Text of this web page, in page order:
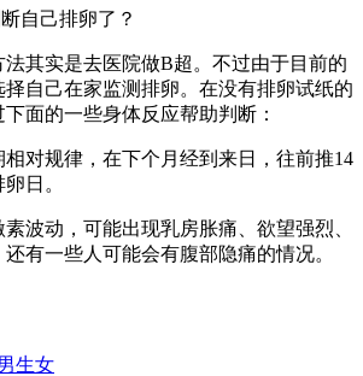
自己排卵了？
其实是去医院做B超。不过由于目前的
自己在家监测排卵。在没有排卵试纸的
面的一些身体反应帮助判断：
对规律，在下个月经到来日，往前推14
日。
波动，可能出现乳房胀痛、欲望强烈、
有一些人可能会有腹部隐痛的情况。
生女